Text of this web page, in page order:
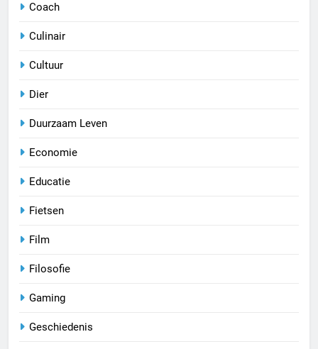
Coach
Culinair
Cultuur
Dier
Duurzaam Leven
Economie
Educatie
Fietsen
Film
Filosofie
Gaming
Geschiedenis